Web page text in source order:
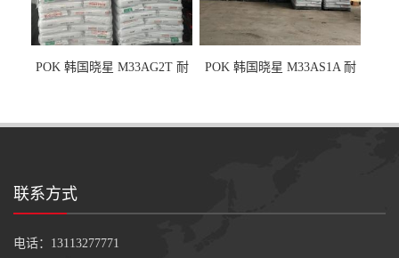
POK 韩国晓星 M33AG2T 耐
POK 韩国晓星 M33AS1A 耐
联系方式
电话：13113277771